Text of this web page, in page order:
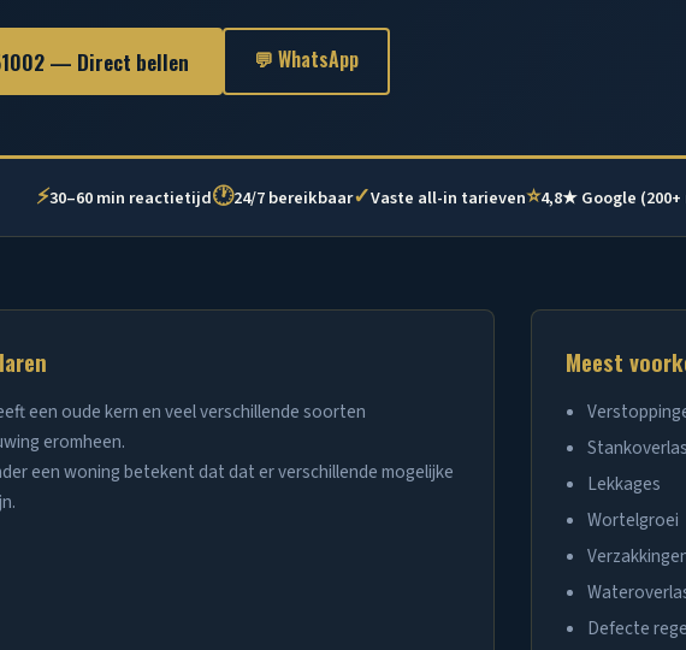
— Direct bellen 💬 WhatsApp
⚡30–60 min reactietijd🕐24/7 bereikbaar✓Vaste all-in tarieven⭐4,8★ Google
een oude kern en veel verschillende soorten
eromheen.
een woning betekent dat dat er verschillende mogelijke
Meest
Lekkages
Wortelgroei
Defecte